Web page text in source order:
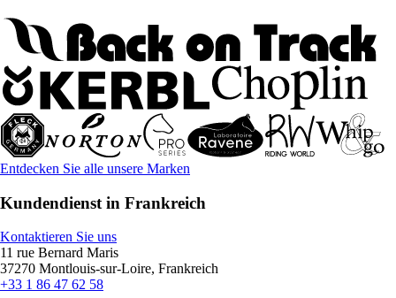
Entdecken Sie alle unsere Marken
Kundendienst in Frankreich
Kontaktieren Sie uns
11 rue Bernard Maris
37270 Montlouis-sur-Loire, Frankreich
+33 1 86 47 62 58